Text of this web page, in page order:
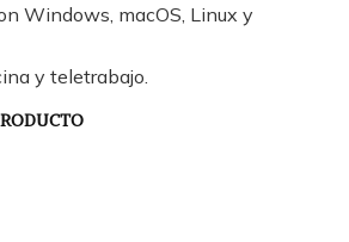
Windows, macOS, Linux y
y teletrabajo.